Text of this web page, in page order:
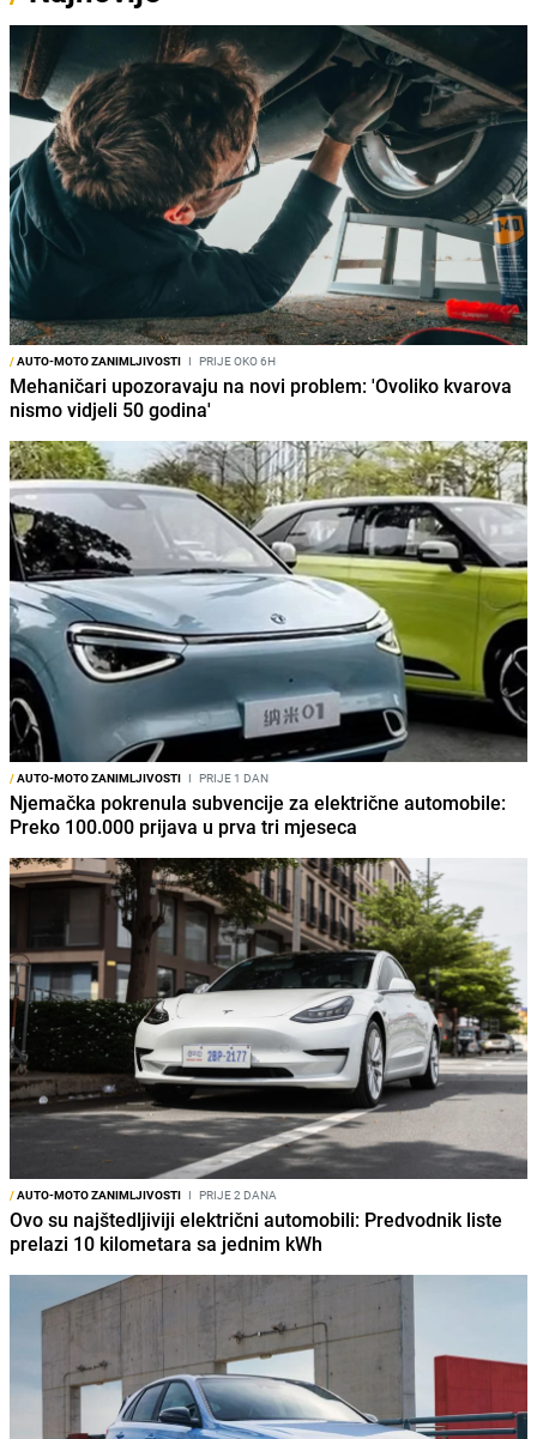
/AUTO-MOTO ZANIMLJIVOSTI I PRIJE OKO 6H
Mehaničari upozoravaju na novi problem: 'Ovoliko kvarova
nismo vidjeli 50 godina'
/AUTO-MOTO ZANIMLJIVOSTI I PRIJE 1 DAN
Njemačka pokrenula subvencije za električne automobile:
Preko 100.000 prijava u prva tri mjeseca
/AUTO-MOTO ZANIMLJIVOSTI I PRIJE 2 DANA
Ovo su najštedljiviji električni automobili: Predvodnik liste
prelazi 10 kilometara sa jednim kWh